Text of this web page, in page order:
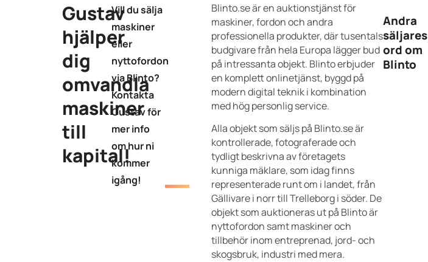
Gustav
hjälper
dig
omvandla
maskiner
till
kapital!
Vill du sälja
maskiner
eller
nyttofordon
via Blinto?
Kontakta
Gustav för
mer info
om hur ni
kommer
igång!
Blinto.se är en auktionstjänst för
maskiner, fordon och andra
professionella produkter, där tusentals
budgivare från hela Europa lägger bud
på intressanta objekt. Blinto erbjuder
en komplett onlinetjänst, byggd på
modern digital teknik i kombination
med hög personlig service.
Alla objekt som säljs på Blinto.se är
kontrollerade, fotograferade och
tydligt beskrivna av företagets
kunniga mäklare, som idag finns
representerade runt om i landet, från
Gällivare i norr till Trelleborg i söder. De
objekt som auktioneras ut på Blinto är
nyttofordon samt maskiner och
tillbehör inom entreprenad, jord- och
skogsbruk, industri med mera.
Andra
säljares
ord om
Blinto